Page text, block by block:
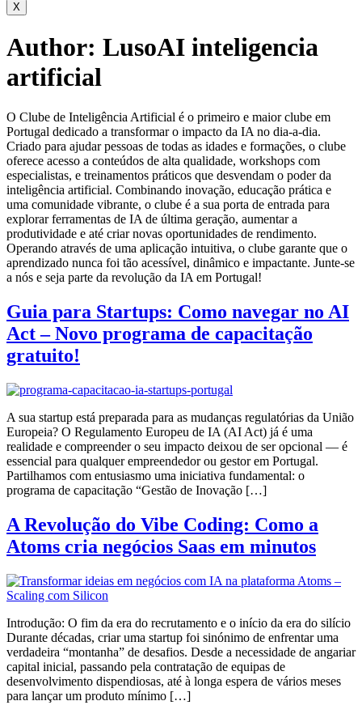
X
Author: LusoAI inteligencia
artificial
O Clube de Inteligência Artificial é o primeiro e maior clube em
Portugal dedicado a transformar o impacto da IA no dia-a-dia.
Criado para ajudar pessoas de todas as idades e formações, o clube
oferece acesso a conteúdos de alta qualidade, workshops com
especialistas, e treinamentos práticos que desvendam o poder da
inteligência artificial. Combinando inovação, educação prática e
uma comunidade vibrante, o clube é a sua porta de entrada para
explorar ferramentas de IA de última geração, aumentar a
produtividade e até criar novas oportunidades de rendimento.
Operando através de uma aplicação intuitiva, o clube garante que o
aprendizado nunca foi tão acessível, dinâmico e impactante. Junte-se
a nós e seja parte da revolução da IA em Portugal!
Guia para Startups: Como navegar no AI
Act – Novo programa de capacitação
gratuito!
A sua startup está preparada para as mudanças regulatórias da União
Europeia? O Regulamento Europeu de IA (AI Act) já é uma
realidade e compreender o seu impacto deixou de ser opcional — é
essencial para qualquer empreendedor ou gestor em Portugal.
Partilhamos com entusiasmo uma iniciativa fundamental: o
programa de capacitação “Gestão de Inovação […]
A Revolução do Vibe Coding: Como a
Atoms cria negócios Saas em minutos
Introdução: O fim da era do recrutamento e o início da era do silício
Durante décadas, criar uma startup foi sinónimo de enfrentar uma
verdadeira “montanha” de desafios. Desde a necessidade de angariar
capital inicial, passando pela contratação de equipas de
desenvolvimento dispendiosas, até à longa espera de vários meses
para lançar um produto mínimo […]